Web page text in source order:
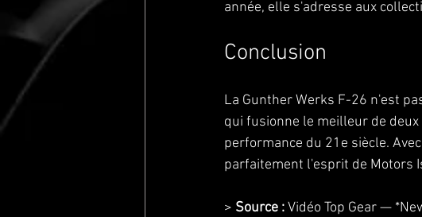
année, elle s'adresse aux
Conclusion
La Gunther Werks F-26 n'est
qui fusionne le meilleur de
performance du 21e siècle.
parfaitement l'esprit de Motors
> Source : Vidéo Top Gear —